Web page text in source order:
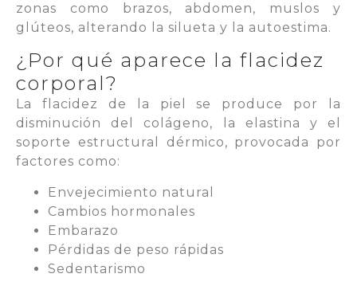
zonas como brazos, abdomen, muslos y
glúteos, alterando la silueta y la autoestima.
¿Por qué aparece la flacidez
corporal?
La flacidez de la piel se produce por la
disminución del colágeno, la elastina y el
soporte estructural dérmico, provocada por
factores como:
Envejecimiento natural
Cambios hormonales
Embarazo
Pérdidas de peso rápidas
Sedentarismo